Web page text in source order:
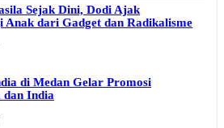
Sejak Dini, Dodi Ajak
Anak dari Gadget dan Radikalisme
di Medan Gelar Promosi
dan India